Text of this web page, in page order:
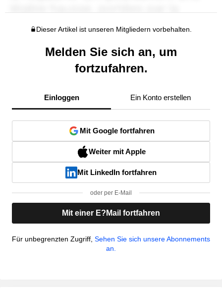
Dieser Artikel ist unseren Mitgliedern vorbehalten.
Melden Sie sich an, um
fortzufahren.
Einloggen Ein Konto erstellen
Mit Google fortfahren
Weiter mit Apple
Mit LinkedIn fortfahren
oder per E-Mail
Mit einer E?Mail fortfahren
Für unbegrenzten Zugriff, Sehen Sie sich unsere Abonnements
an.